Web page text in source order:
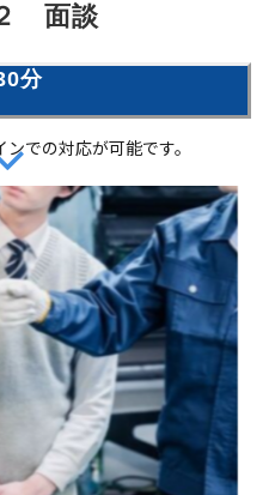
　面談
分
での対応が可能です。